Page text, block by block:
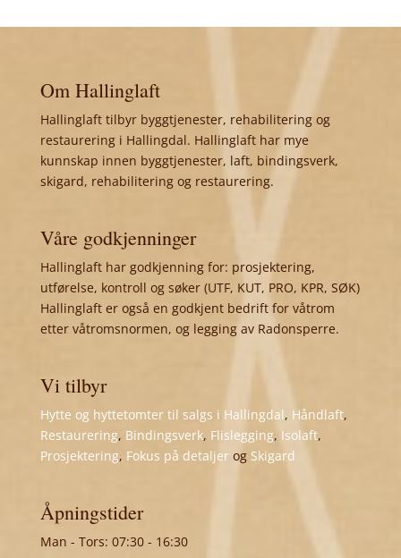
Om Hallinglaft
Hallinglaft tilbyr byggtjenester, rehabilitering og
restaurering i Hallingdal. Hallinglaft har mye
kunnskap innen byggtjenester, laft, bindingsverk,
skigard, rehabilitering og restaurering.
Våre godkjenninger
Hallinglaft har godkjenning for: prosjektering,
utførelse, kontroll og søker (UTF, KUT, PRO, KPR, SØK)
Hallinglaft er også en godkjent bedrift for våtrom
etter våtromsnormen, og legging av Radonsperre.
Vi tilbyr
Hytte og hyttetomter til salgs i Hallingdal, Håndlaft,
Restaurering, Bindingsverk, Flislegging, Isolaft,
Prosjektering, Fokus på detaljerog Skigard
Åpningstider
Man - Tors: 07:30 - 16:30